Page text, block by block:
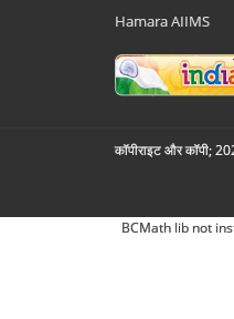
Hamara AIIMS
कॉपीराइट और कॉपी;
BCMath lib not